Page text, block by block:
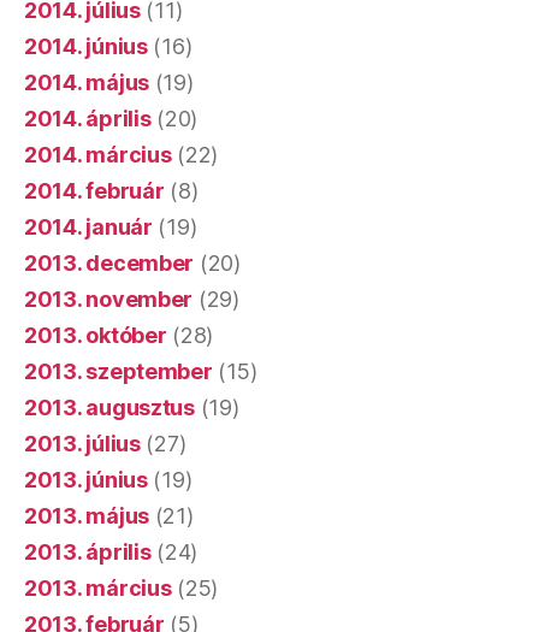
2014. július(11)
2014. június(16)
2014. május (19)
2014. április(20)
2014. március(22)
2014. február (8)
2014. január (19)
2013. december (20)
2013. november (29)
2013. október (28)
2013. szeptember (15)
2013. augusztus(19)
2013. július(27)
2013. június(19)
2013. május (21)
2013. április(24)
2013. március(25)
2013. február (5)